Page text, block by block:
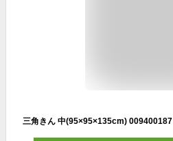
三角きん 中(95×95×135cm) 009400187